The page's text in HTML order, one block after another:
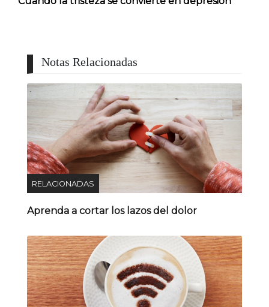
Notas Relacionadas
RELACIONADAS
Aprenda a cortar los lazos del dolor